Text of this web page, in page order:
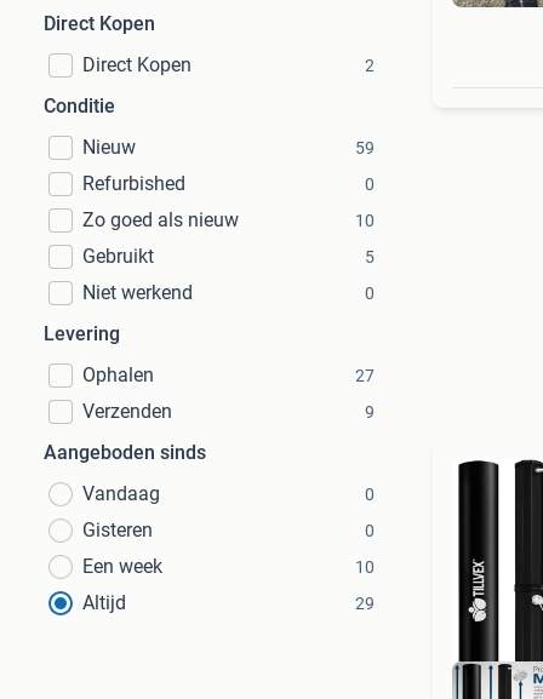
Direct Kopen
Direct Kopen
2
Conditie
Nieuw
59
Refurbished 0
Zo goed als nieuw 10
Gebruikt 5
Niet werkend 0
Levering
Ophalen
27
Verzenden 9
Aangeboden sinds
Vandaag
0
Gisteren 0
Een week 10
Altijd 29